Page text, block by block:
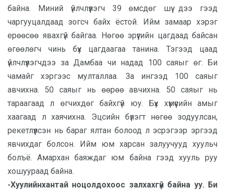
байна. Миний үйлчлүүлэгч 39 өмсдөг шүү дээ гээд
чаргууцалдаад зогсч байх ёстой. Ийм замаар хэрэг
ерөөсөө явахгүй байгаа. Нөгөө эрүүгийн цагдаад байсан
өгөөлөгч чинь бүх цагдаагаа танина. Тэгээд цаад
үйлчлүүлэгчдээ за Дамбаа чи надад 100 саяыг өг. Би
чамайг хэргээс мулталлаа. За ингээд 100 саяыг
авчихна. 50 саяыг нь өөрөө авчихна. 50 саяыг нь
тараагаад л өгчихдөг байхгүй юу. Бүх хүмүүсийн амыг
хаагаад л хаячихна. Эцсийн бүлэгт нөгөө зодуулсан,
рекетлүүлсэн нь бараг ялтан болоод л эсрэгээр эргээд
явчихдаг болсон. Ийм юм харсан залуучууд хуульч
болъё. Амархан баяждаг юм байна гээд хууль руу
хошуураад байна.
-Хуулийнхантай ноцолдохоос залхахгүй байна уу. Би